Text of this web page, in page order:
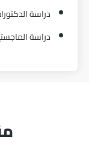
دراسة
دراسة